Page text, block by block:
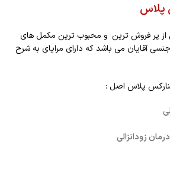
پلاس
از پر فروش ترین و محبوب ترین مکمل های
آقایان می باشد که دارای مرایای به شرح
پلاس اصل :
زودانزالی